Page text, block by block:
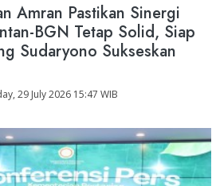
Amran Pastikan Sinergi
BGN Tetap Solid, Siap
Sudaryono Sukseskan
29 July 2026 15:47 WIB